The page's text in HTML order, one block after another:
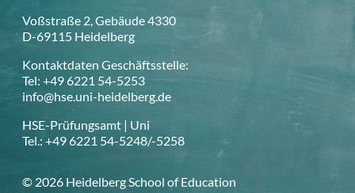
Voßstraße 2, Gebäude 4330
D-69115 Heidelberg
Kontaktdaten Geschäftsstelle:
Tel: +49 6221 54-5253
info@hse.uni-heidelberg.de
HSE-Prüfungsamt | Uni
Tel.: +49 6221 54-5248/-5258
© 2026 Heidelberg School of Education